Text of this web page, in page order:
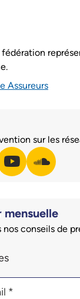
fédération
Assureurs
sur les
LinkedIn
page Facebook
notre page
youtube
Visiter notre
Visiter
nos conseils de
d'inscription à
*